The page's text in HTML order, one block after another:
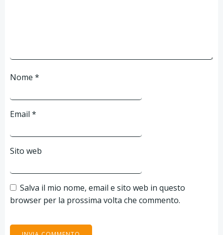
Nome *
Email *
Sito web
Salva il mio nome, email e sito web in questo
browser per la prossima volta che commento.